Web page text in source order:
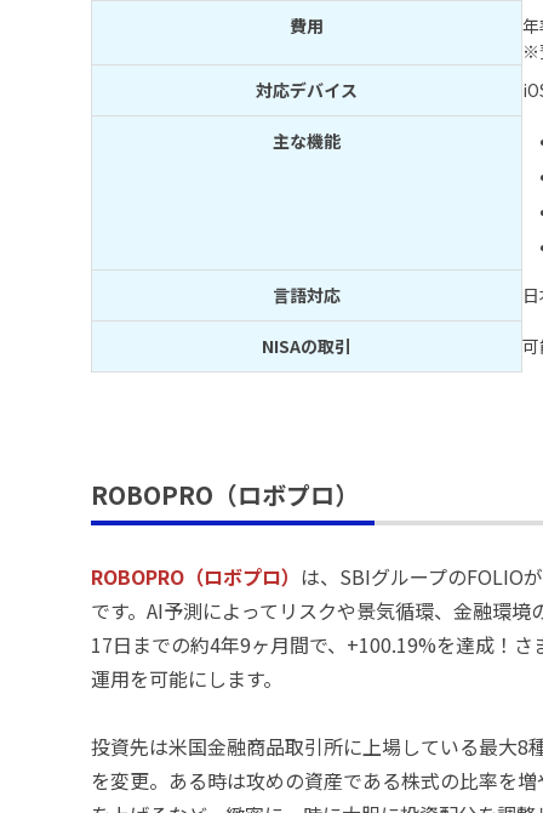
費用
※
対応デバイス
主な機能
言語対応
NISAの取引
ROBOPRO（ロボプロ）
ROBOPRO（ロボプロ） は、SBIグループのFOLIO
です。AI予測によってリスクや景気循環、金融環
17日までの約4年9ヶ月間で、+100.19%を達成！
運用を可能にします。
投資先は米国金融商品取引所に上場している最大8
を変更。ある時は攻めの資産である株式の比率を